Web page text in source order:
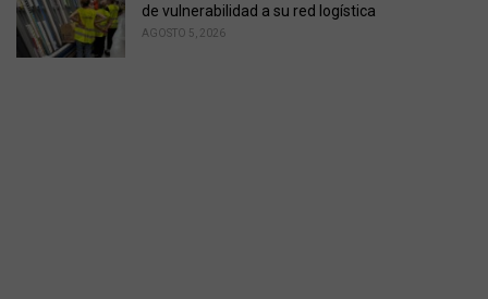
de vulnerabilidad a su red logística
AGOSTO 5, 2026